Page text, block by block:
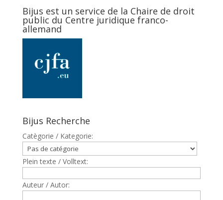
Bijus est un service de la Chaire de droit
public du Centre juridique franco-
allemand
Bijus Recherche
Catègorie / Kategorie:
Plein texte / Volltext:
Auteur / Autor: